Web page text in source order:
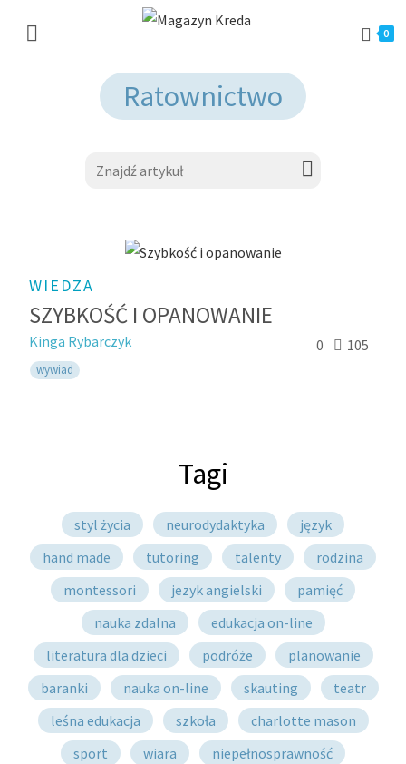
0
Ratownictwo
WIEDZA
SZYBKOŚĆ I OPANOWANIE
Kinga Rybarczyk 0 105
wywiad
Tagi
styl życia neurodydaktyka
język
hand made
tutoring talenty
rodzina
montessori
jezyk angielski
pamięć
nauka zdalna
edukacja on-line
literatura dla dzieci
podróże
planowanie
baranki
nauka on-line skauting
teatr
leśna edukacja
szkoła
charlotte mason
sport
wiara
niepełnosprawność